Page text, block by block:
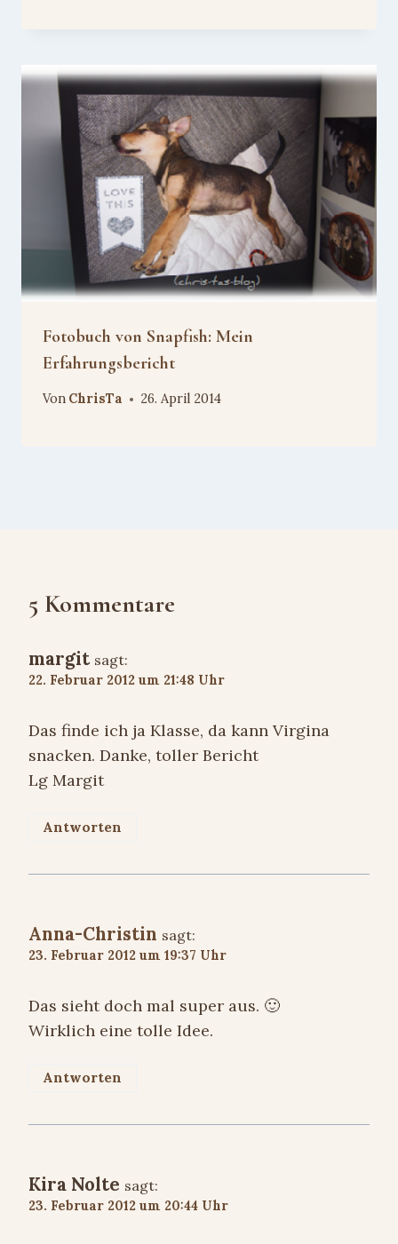
Fotobuch von Snapfish: Mein
Erfahrungsbericht
Von ChrisTa 26. April 2014
5 Kommentare
margit sagt:
22. Februar 2012 um 21:48 Uhr
Das finde ich ja Klasse, da kann Virgina
snacken. Danke, toller Bericht
Lg Margit
Antworten
Anna-Christin sagt:
23. Februar 2012 um 19:37 Uhr
Das sieht doch mal super aus. 🙂
Wirklich eine tolle Idee.
Antworten
Kira Nolte sagt:
23. Februar 2012 um 20:44 Uhr